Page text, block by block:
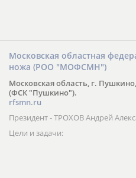
Московская областная
ножа (РОО "МОФСМН")
Московская область, г.
(ФСК "Пушкино").
rfsmn.ru
Президент - ТРОХОВ Андрей
Цели и задачи: